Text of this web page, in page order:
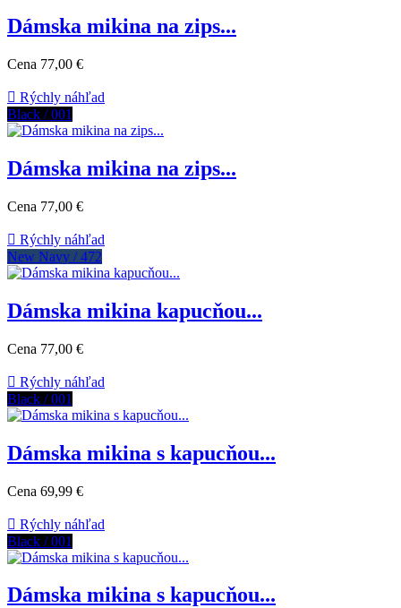
Dámska mikina na zips...
Cena 77,00 €
 Rýchly náhľad
Black / 001
Dámska mikina na zips...
Cena 77,00 €
 Rýchly náhľad
New Navy / 472
Dámska mikina kapucňou...
Cena 77,00 €
 Rýchly náhľad
Black / 001
Dámska mikina s kapucňou...
Cena 69,99 €
 Rýchly náhľad
Black / 001
Dámska mikina s kapucňou...